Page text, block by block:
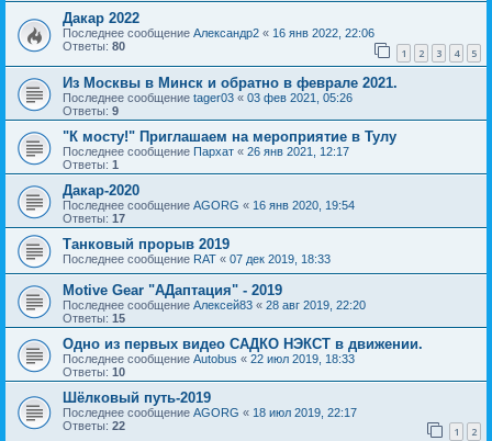
Дакар 2022
Последнее сообщение Александр2 « 16 янв 2022, 22:06
Ответы: 80 1 2 3 4 5
Из Москвы в Минск и обратно в феврале 2021.
Последнее сообщение tager03 « 03 фев 2021, 05:26
Ответы: 9
"К мосту!" Приглашаем на мероприятие в Тулу
Последнее сообщение Пархат « 26 янв 2021, 12:17
Ответы: 1
Дакар-2020
Последнее сообщение AGORG « 16 янв 2020, 19:54
Ответы: 17
Танковый прорыв 2019
Последнее сообщение RAT « 07 дек 2019, 18:33
Motive Gear "AДаптация" - 2019
Последнее сообщение Алексей83 « 28 авг 2019, 22:20
Ответы: 15
Одно из первых видео САДКО НЭКСТ в движении.
Последнее сообщение Autobus « 22 июл 2019, 18:33
Ответы: 10
Шёлковый путь-2019
Последнее сообщение AGORG « 18 июл 2019, 22:17
Ответы: 22 1 2